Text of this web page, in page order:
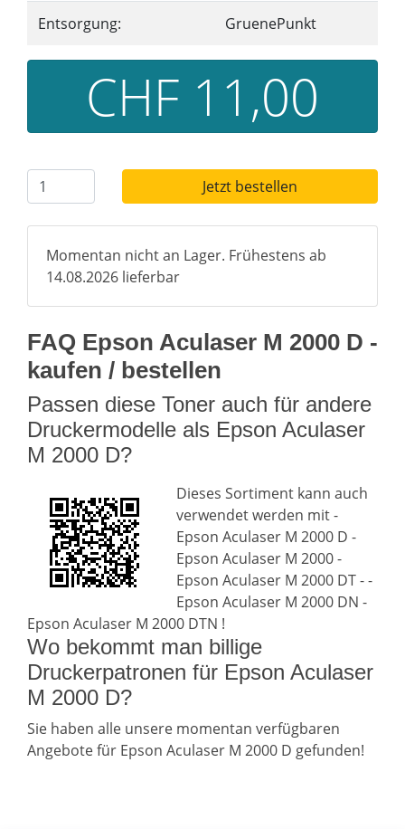
Entsorgung: GruenePunkt
CHF 11,00
Jetzt bestellen
Momentan nicht an Lager. Frühestens ab
14.08.2026 lieferbar
FAQ Epson Aculaser M 2000 D -
kaufen / bestellen
Passen diese Toner auch für andere
Druckermodelle als Epson Aculaser
M 2000 D?
Dieses Sortiment kann auch
verwendet werden mit -
Epson Aculaser M 2000 D -
Epson Aculaser M 2000 -
Epson Aculaser M 2000 DT - -
Epson Aculaser M 2000 DN -
Epson Aculaser M 2000 DTN !
Wo bekommt man billige
Druckerpatronen für Epson Aculaser
M 2000 D?
Sie haben alle unsere momentan verfügbaren
Angebote für Epson Aculaser M 2000 D gefunden!